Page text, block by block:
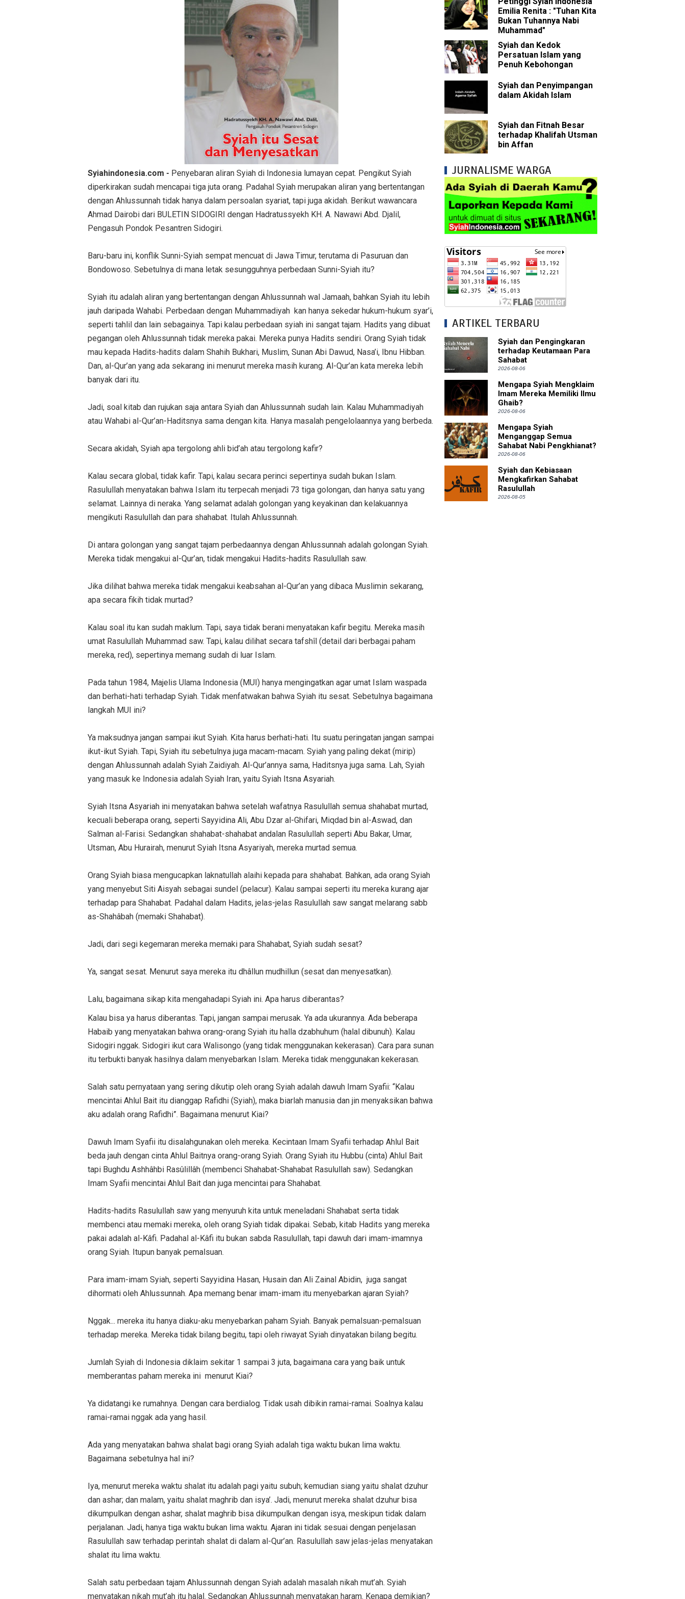
Kesalahan Syiah dalam Menyikapi Khalifah Abu Bakar
Syiah dan Konsep Imamah yang Tidak Masuk Akal dalam Islam
Syiah dan Ketidakkonsistenan dalam Konsep Mahdi
Syiah dan Kedustaan tentang Hak Kekhalifahan
Syiah dan Ketidakbenaran Ajarannya tentang Wilayah Imam
Syiah dan Kedustaan tentang Peristiwa Karbala
Syiah dan Upaya Merusak Ukhuwah Islamiyah
Kesalahan Syiah dalam Menjadikan Imam sebagai Perantara kepada Allah
Mengapa Syiah Menganggap Ulama Sunni sebagai Musuh?
Syiah dan Pengingkaran terhadap Keutamaan Para Sahabat
Syiahindonesia.com - Penyebaran aliran Syiah di Indonesia lumayan cepat. Pengikut Syiah
diperkirakan sudah mencapai tiga juta orang. Padahal Syiah merupakan aliran yang bertentangan
dengan Ahlussunnah tidak hanya dalam persoalan syariat, tapi juga akidah. Berikut wawancara
Ahmad Dairobi dari BULETIN SIDOGIRI dengan Hadratussyekh KH. A. Nawawi Abd. Djalil,
Pengasuh Pondok Pesantren Sidogiri.
Baru-baru ini, konflik Sunni-Syiah sempat mencuat di Jawa Timur, terutama di Pasuruan dan
Bondowoso. Sebetulnya di mana letak sesungguhnya perbedaan Sunni-Syiah itu?
Syiah itu adalah aliran yang bertentangan dengan Ahlussunnah wal Jamaah, bahkan Syiah itu lebih
jauh daripada Wahabi. Perbedaan dengan Muhammadiyah kan hanya sekedar hukum-hukum syar’i,
seperti tahlil dan lain sebagainya. Tapi kalau perbedaan syiah ini sangat tajam. Hadits yang dibuat
pegangan oleh Ahlussunnah tidak mereka pakai. Mereka punya Hadits sendiri. Orang Syiah tidak
mau kepada Hadits-hadits dalam Shahih Bukhari, Muslim, Sunan Abi Dawud, Nasa’i, Ibnu Hibban.
Dan, al-Qur’an yang ada sekarang ini menurut mereka masih kurang. Al-Qur’an kata mereka lebih
banyak dari itu.
Jadi, soal kitab dan rujukan saja antara Syiah dan Ahlussunnah sudah lain. Kalau Muhammadiyah
atau Wahabi al-Qur’an-Haditsnya sama dengan kita. Hanya masalah pengelolaannya yang berbeda.
Secara akidah, Syiah apa tergolong ahli bid’ah atau tergolong kafir?
Kalau secara global, tidak kafir. Tapi, kalau secara perinci sepertinya sudah bukan Islam.
Rasulullah menyatakan bahwa Islam itu terpecah menjadi 73 tiga golongan, dan hanya satu yang
selamat. Lainnya di neraka. Yang selamat adalah golongan yang keyakinan dan kelakuannya
mengikuti Rasulullah dan para shahabat. Itulah Ahlussunnah.
Di antara golongan yang sangat tajam perbedaannya dengan Ahlussunnah adalah golongan Syiah.
Mereka tidak mengakui al-Qur’an, tidak mengakui Hadits-hadits Rasulullah saw.
Jika dilihat bahwa mereka tidak mengakui keabsahan al-Qur’an yang dibaca Muslimin sekarang,
apa secara fikih tidak murtad?
Kalau soal itu kan sudah maklum. Tapi, saya tidak berani menyatakan kafir begitu. Mereka masih
umat Rasulullah Muhammad saw. Tapi, kalau dilihat secara tafshîl (detail dari berbagai paham
mereka, red), sepertinya memang sudah di luar Islam.
Pada tahun 1984, Majelis Ulama Indonesia (MUI) hanya mengingatkan agar umat Islam waspada
dan berhati-hati terhadap Syiah. Tidak menfatwakan bahwa Syiah itu sesat. Sebetulnya bagaimana
langkah MUI ini?
Ya maksudnya jangan sampai ikut Syiah. Kita harus berhati-hati. Itu suatu peringatan jangan sampai
ikut-ikut Syiah. Tapi, Syiah itu sebetulnya juga macam-macam. Syiah yang paling dekat (mirip)
dengan Ahlussunnah adalah Syiah Zaidiyah. Al-Qur’annya sama, Haditsnya juga sama. Lah, Syiah
yang masuk ke Indonesia adalah Syiah Iran, yaitu Syiah Itsna Asyariah.
Syiah Itsna Asyariah ini menyatakan bahwa setelah wafatnya Rasulullah semua shahabat murtad,
kecuali beberapa orang, seperti Sayyidina Ali, Abu Dzar al-Ghifari, Miqdad bin al-Aswad, dan
Salman al-Farisi. Sedangkan shahabat-shahabat andalan Rasulullah seperti Abu Bakar, Umar,
Utsman, Abu Hurairah, menurut Syiah Itsna Asyariyah, mereka murtad semua.
Orang Syiah biasa mengucapkan laknatullah alaihi kepada para shahabat. Bahkan, ada orang Syiah
yang menyebut Siti Aisyah sebagai sundel (pelacur). Kalau sampai seperti itu mereka kurang ajar
terhadap para Shahabat. Padahal dalam Hadits, jelas-jelas Rasulullah saw sangat melarang sabb
as-Shahâbah (memaki Shahabat).
Jadi, dari segi kegemaran mereka memaki para Shahabat, Syiah sudah sesat?
Ya, sangat sesat. Menurut saya mereka itu dhâllun mudhillun (sesat dan menyesatkan).
Lalu, bagaimana sikap kita mengahadapi Syiah ini. Apa harus diberantas?
Kalau bisa ya harus diberantas. Tapi, jangan sampai merusak. Ya ada ukurannya. Ada beberapa
Habaib yang menyatakan bahwa orang-orang Syiah itu halla dzabhuhum (halal dibunuh). Kalau
Sidogiri nggak. Sidogiri ikut cara Walisongo (yang tidak menggunakan kekerasan). Cara para sunan
itu terbukti banyak hasilnya dalam menyebarkan Islam. Mereka tidak menggunakan kekerasan.
Salah satu pernyataan yang sering dikutip oleh orang Syiah adalah dawuh Imam Syafii: “Kalau
mencintai Ahlul Bait itu dianggap Rafidhi (Syiah), maka biarlah manusia dan jin menyaksikan bahwa
aku adalah orang Rafidhi”. Bagaimana menurut Kiai?
Dawuh Imam Syafii itu disalahgunakan oleh mereka. Kecintaan Imam Syafii terhadap Ahlul Bait
beda jauh dengan cinta Ahlul Baitnya orang-orang Syiah. Orang Syiah itu Hubbu (cinta) Ahlul Bait
tapi Bughdu Ashhâhbi Rasûlillâh (membenci Shahabat-Shahabat Rasulullah saw). Sedangkan
Imam Syafii mencintai Ahlul Bait dan juga mencintai para Shahabat.
Hadits-hadits Rasulullah saw yang menyuruh kita untuk meneladani Shahabat serta tidak
membenci atau memaki mereka, oleh orang Syiah tidak dipakai. Sebab, kitab Hadits yang mereka
pakai adalah al-Kâfi. Padahal al-Kâfi itu bukan sabda Rasulullah, tapi dawuh dari imam-imamnya
orang Syiah. Itupun banyak pemalsuan.
Para imam-imam Syiah, seperti Sayyidina Hasan, Husain dan Ali Zainal Abidin, juga sangat
dihormati oleh Ahlussunnah. Apa memang benar imam-imam itu menyebarkan ajaran Syiah?
Nggak... mereka itu hanya diaku-aku menyebarkan paham Syiah. Banyak pemalsuan-pemalsuan
terhadap mereka. Mereka tidak bilang begitu, tapi oleh riwayat Syiah dinyatakan bilang begitu.
Jumlah Syiah di Indonesia diklaim sekitar 1 sampai 3 juta, bagaimana cara yang baik untuk
memberantas paham mereka ini menurut Kiai?
Ya didatangi ke rumahnya. Dengan cara berdialog. Tidak usah dibikin ramai-ramai. Soalnya kalau
ramai-ramai nggak ada yang hasil.
Ada yang menyatakan bahwa shalat bagi orang Syiah adalah tiga waktu bukan lima waktu.
Bagaimana sebetulnya hal ini?
Iya, menurut mereka waktu shalat itu adalah pagi yaitu subuh; kemudian siang yaitu shalat dzuhur
dan ashar; dan malam, yaitu shalat maghrib dan isya’. Jadi, menurut mereka shalat dzuhur bisa
dikumpulkan dengan ashar, shalat maghrib bisa dikumpulkan dengan isya, meskipun tidak dalam
perjalanan. Jadi, hanya tiga waktu bukan lima waktu. Ajaran ini tidak sesuai dengan penjelasan
Rasulullah saw terhadap perintah shalat di dalam al-Qur’an. Rasulullah saw jelas-jelas menyatakan
shalat itu lima waktu.
Salah satu perbedaan tajam Ahlussunnah dengan Syiah adalah masalah nikah mut’ah. Syiah
menyatakan nikah mut’ah itu halal. Sedangkan Ahlussunnah menyatakan haram. Kenapa demikian?
Emilia Renita : "Tuhan Kita
Bukan Tuhannya Nabi
Muhammad"
Syiah dan Kedok
Persatuan Islam yang
Penuh Kebohongan
Syiah dan Penyimpangan
dalam Akidah Islam
Syiah dan Fitnah Besar
terhadap Khalifah Utsman
bin Affan
JURNALISME WARGA
ARTIKEL TERBARU
Syiah dan Pengingkaran
terhadap Keutamaan Para
Sahabat
2026-08-06
Mengapa Syiah Mengklaim
Imam Mereka Memiliki Ilmu
Ghaib?
2026-08-06
Mengapa Syiah
Menganggap Semua
Sahabat Nabi Pengkhianat?
2026-08-06
Syiah dan Kebiasaan
Mengkafirkan Sahabat
Rasulullah
2026-08-05